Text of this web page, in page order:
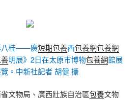
八桂——廣短期包養西包養網包養網
明展》2日在太原市博物包養網館展
。中新社記者 胡健 攝
文物局、廣西壯族自治區包養文物